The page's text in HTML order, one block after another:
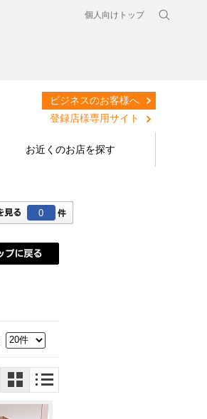
個人向けトップ
ビジネスのお客様へ
登録店様専用サイト
お近くのお店を探す
0